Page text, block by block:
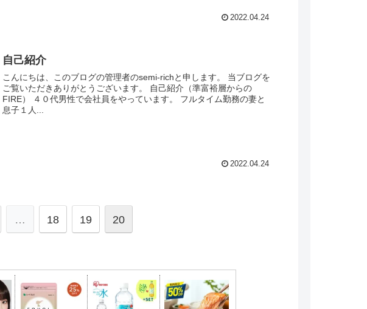
2022.04.24
自己紹介
こんにちは、このブログの管理者のsemi-richと申します。 当ブログを
ご覧いただきありがとうございます。 自己紹介（準富裕層からの
FIRE） ４０代男性で会社員をやっています。 フルタイム勤務の妻と
息子１人...
2022.04.24
… 18 19 20